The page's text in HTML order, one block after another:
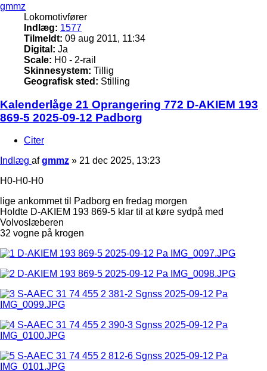
gmmz
Lokomotivfører
Indlæg: 1577
Tilmeldt: 09 aug 2011, 11:34
Digital: Ja
Scale: H0 - 2-rail
Skinnesystem: Tillig
Geografisk sted: Stilling
Kalenderlåge 21 Oprangering 772 D-AKIEM 193
869-5 2025-09-12 Padborg
Citer
Indlæg afgmmz » 21 dec 2025, 13:23
H0-H0-H0
lige ankommet til Padborg en fredag morgen
Holdte D-AKIEM 193 869-5 klar til at køre sydpå med
Volvoslæberen
32 vogne på krogen